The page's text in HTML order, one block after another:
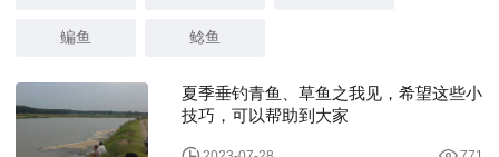
鳊鱼 鲶鱼
夏季垂钓青鱼、草鱼之我见，希望这些小
技巧，可以帮助到大家